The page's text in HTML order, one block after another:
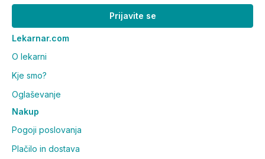
Prijavite se
Lekarnar.com
O lekarni
Kje smo?
Oglaševanje
Nakup
Pogoji poslovanja
Plačilo in dostava